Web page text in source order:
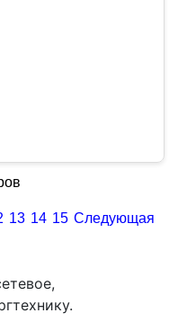
13 14 15 Следующая